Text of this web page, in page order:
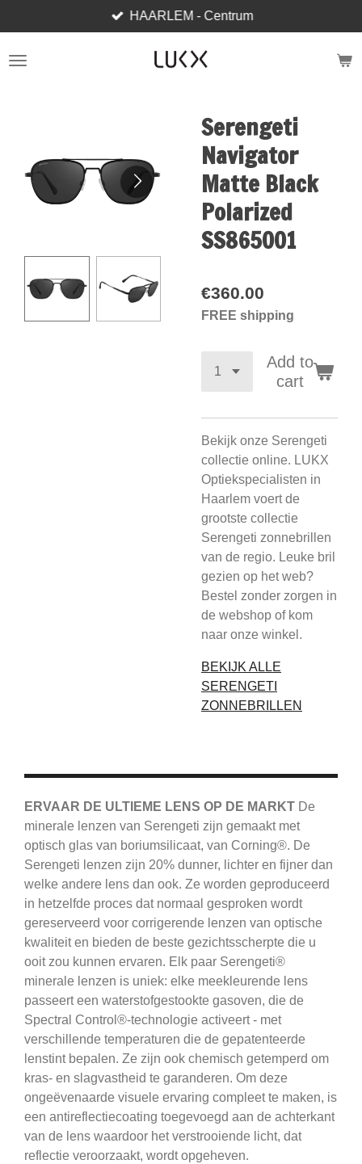
to
main
HAARLEM - Centrum
Serengeti
Navigator
Matte Black
Polarized
SS865001
€360.00
FREE shipping
Add to
cart
Bekijk onze Serengeti
collectie online. LUKX
Optiekspecialisten in
Haarlem voert de
grootste collectie
Serengeti zonnebrillen
van de regio. Leuke bril
gezien op het web?
Bestel zonder zorgen in
de webshop of kom
naar onze winkel.
BEKIJK ALLE
SERENGETI
ZONNEBRILLEN
ERVAAR DE ULTIEME LENS OP DE MARKT De
minerale lenzen van Serengeti zijn gemaakt met
optisch glas van boriumsilicaat, van Corning®. De
Serengeti lenzen zijn 20% dunner, lichter en fijner dan
welke andere lens dan ook. Ze worden geproduceerd
in hetzelfde proces dat normaal gesproken wordt
gereserveerd voor corrigerende lenzen van optische
kwaliteit en bieden de beste gezichtsscherpte die u
ooit zou kunnen ervaren. Elk paar Serengeti®
minerale lenzen is uniek: elke meekleurende lens
passeert een waterstofgestookte gasoven, die de
Spectral Control®-technologie activeert - met
verschillende temperaturen die de gepatenteerde
lenstint bepalen. Ze zijn ook chemisch getemperd om
kras- en slagvastheid te garanderen. Om deze
ongeëvenaarde visuele ervaring compleet te maken, is
een antireflectiecoating toegevoegd aan de achterkant
van de lens waardoor het verstrooiende licht, dat
reflectie veroorzaakt, wordt opgeheven.